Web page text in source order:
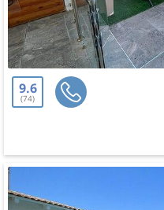
9.6
74